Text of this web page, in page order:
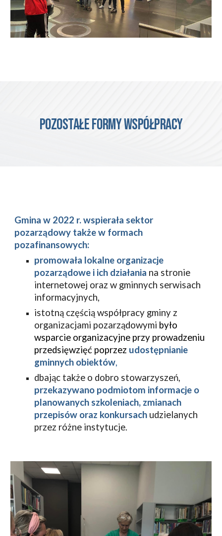
Pozostałe formy współpracy
Gmina w 2022 r. wspierała sektor
pozarządowy także w formach
pozafinansowych:
promowała lokalne organizacje
pozarządowe i ich działania na stronie
internetowej oraz w gminnych serwisach
informacyjnych,
istotną częścią współpracy gminy z
organizacjami pozarządowymi było
wsparcie organizacyjne przy prowadzeniu
przedsięwzięć poprzez udostępnianie
gminnych obiektów,
dbając także o dobro stowarzyszeń,
przekazywano podmiotom informacje o
planowanych szkoleniach, zmianach
przepisów oraz konkursach udzielanych
przez różne instytucje.